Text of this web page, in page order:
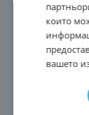
които
вашето